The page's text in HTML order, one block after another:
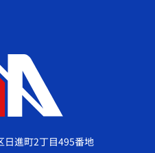
日進町2丁目495番地